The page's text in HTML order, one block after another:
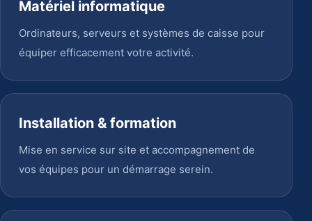
Matériel informatique
Ordinateurs, serveurs et systèmes de caisse pour
équiper efficacement votre activité.
Installation & formation
Mise en service sur site et accompagnement de
vos équipes pour un démarrage serein.